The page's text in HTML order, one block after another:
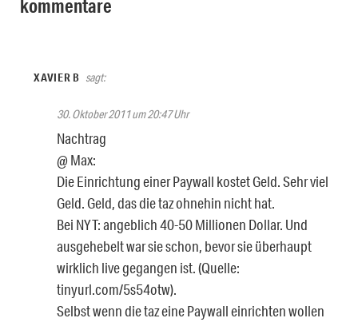
kommentare
XAVIER B sagt:
30. Oktober 2011 um 20:47 Uhr
Nachtrag
@ Max:
Die Einrichtung einer Paywall kostet Geld. Sehr viel
Geld. Geld, das die taz ohnehin nicht hat.
Bei NYT: angeblich 40-50 Millionen Dollar. Und
ausgehebelt war sie schon, bevor sie überhaupt
wirklich live gegangen ist. (Quelle:
tinyurl.com/5s54otw).
Selbst wenn die taz eine Paywall einrichten wollen